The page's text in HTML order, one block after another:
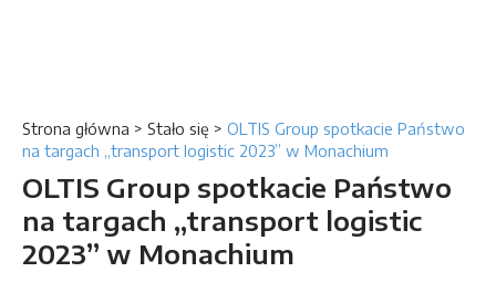
Strona główna > Stało się > OLTIS Group spotkacie Państwo
na targach „transport logistic 2023” w Monachium
OLTIS Group spotkacie Państwo
na targach „transport logistic
2023” w Monachium